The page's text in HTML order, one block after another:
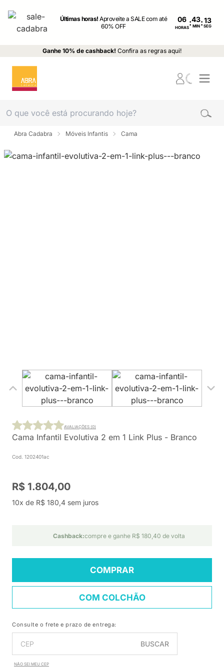
Últimas horas!Aproveite a SALE com até
60% OFF
06
HORAS: MIN : SEG
Ganhe 10% de cashback! Confira as regras aqui!
Abra Cadabra Móveis Infantis Cama
Cama Infantil Evolutiva 2 em 1 Link Plus - Branco
Cod. 1202401ac
AVALIAÇÕES (0)
R$ 1.804,00
10x de R$ 180,4 sem juros
Cashback:compre e ganhe R$ 180,40 de volta
COMPRAR
COM COLCHÃO
Consulte o frete e prazo de entrega:
BUSCAR
NÃO SEI MEU CEP